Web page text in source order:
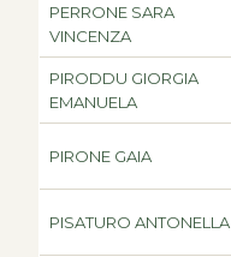
PERRONE SARA
VINCENZA
PIRODDU GIORGIA
EMANUELA
PIRONE GAIA
PISATURO ANTONELLA